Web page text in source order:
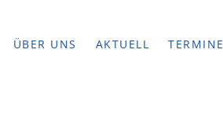
ÜBER UNS AKTUELL TERMINE